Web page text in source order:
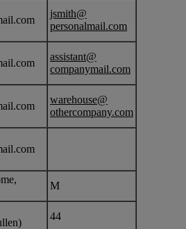
jsmith@
personalmail.com
assistant@
companymail.com
warehouse@
othercompany.com
M
44